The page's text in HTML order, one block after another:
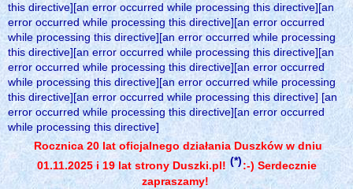
this directive][an error occurred while processing this directive][an
error occurred while processing this directive][an error occurred
while processing this directive][an error occurred while processing
this directive][an error occurred while processing this directive][an
error occurred while processing this directive][an error occurred
while processing this directive][an error occurred while processing
this directive][an error occurred while processing this directive] [an
error occurred while processing this directive][an error occurred
while processing this directive]
Rocznica 20 lat oficjalnego działania Duszków w dniu
01.11.2025 i 19 lat strony Duszki.pl! (*):-) Serdecznie
zapraszamy!